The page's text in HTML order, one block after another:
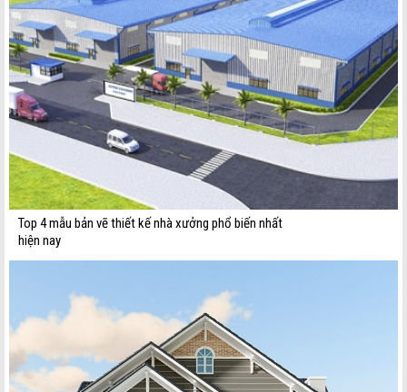
Top 4 mẫu bản vẽ thiết kế nhà xưởng phổ biến nhất
hiện nay